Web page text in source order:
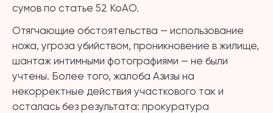
сумов по статье 52 КоАО.
Отягчающие обстоятельства — использование
ножа, угроза убийством, проникновение в жилище,
шантаж интимными фотографиями — не были
учтены. Более того, жалоба Азизы на
некорректные действия участкового так и
осталась без результата: прокуратура